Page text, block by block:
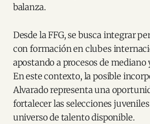
balanza.
Desde la FFG, se busca integrar
con formación en clubes
apostando a procesos de mediano
En este contexto, la posible
Alvarado representa una
fortalecer las selecciones
universo de talento disponible.